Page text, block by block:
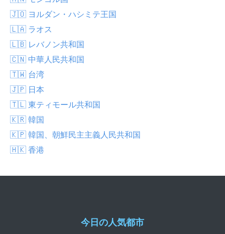
🇯🇴 ヨルダン・ハシミテ王国
🇱🇦 ラオス
🇱🇧 レバノン共和国
🇨🇳 中華人民共和国
🇹🇼 台湾
🇯🇵 日本
🇹🇱 東ティモール共和国
🇰🇷 韓国
🇰🇵 韓国、朝鮮民主主義人民共和国
🇭🇰 香港
今日の人気都市